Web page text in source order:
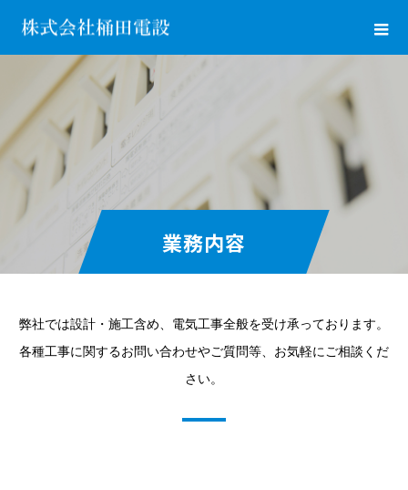
業務内容
弊社では設計・施工含め、電気工事全般を受け承っております。
各種工事に関するお問い合わせやご質問等、お気軽にご相談くだ
さい。